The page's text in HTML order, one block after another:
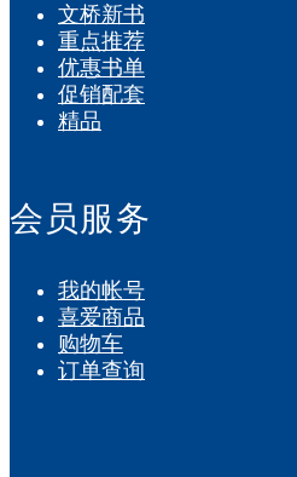
文桥新书
重点推荐
优惠书单
促销配套
精品
会员服务
我的帐号
喜爱商品
购物车
订单查询